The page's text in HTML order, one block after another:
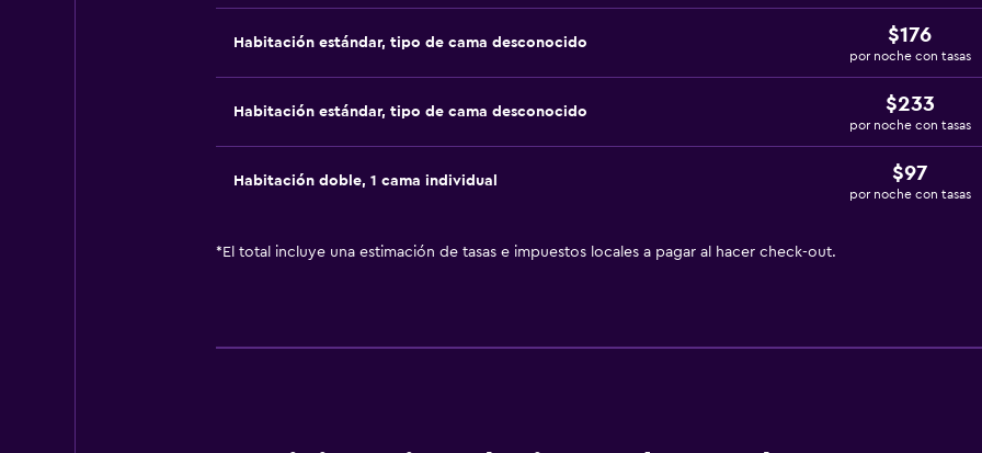
Habitación estándar, tipo de cama desconocido $176
por noche con tasas
Habitación estándar, tipo de cama desconocido $233
por noche con tasas
Habitación doble, 1 cama individual $97
por noche con tasas
* El total incluye una estimación de tasas e impuestos locales a pagar al hacer check-out.